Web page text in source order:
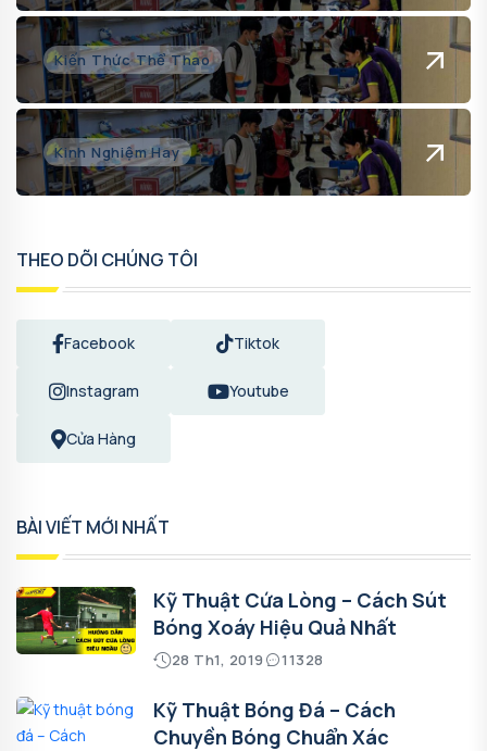
Kiến Thức Thể Thao
Kinh Nghiệm Hay
THEO DÕI CHÚNG TÔI
Facebook Tiktok
Instagram Youtube
Cửa Hàng
BÀI VIẾT MỚI NHẤT
Kỹ Thuật Cứa Lòng – Cách Sút
Bóng Xoáy Hiệu Quả Nhất
28 Th1, 2019 11328
Kỹ Thuật Bóng Đá – Cách
Chuyền Bóng Chuẩn Xác